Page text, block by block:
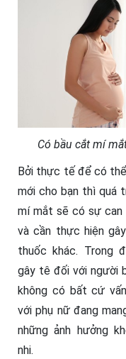
Có bầu cắt mí
Bởi thực tế để có
mới cho bạn thì quá
mí mắt sẽ có sự
và cần thực hiện
thuốc khác. Trong
gây tê đối với người
không có bất cứ
với phụ nữ đang
những ảnh hưởng
nhi.